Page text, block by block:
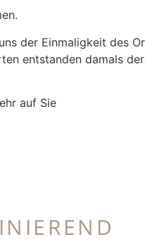
der Einmaligkeit des
entstanden damals
auf Sie